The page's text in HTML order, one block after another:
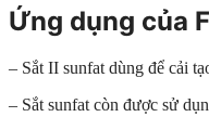
Ứng dụng của
– Sắt II sunfat dùng để cải
– Sắt sunfat còn được sử